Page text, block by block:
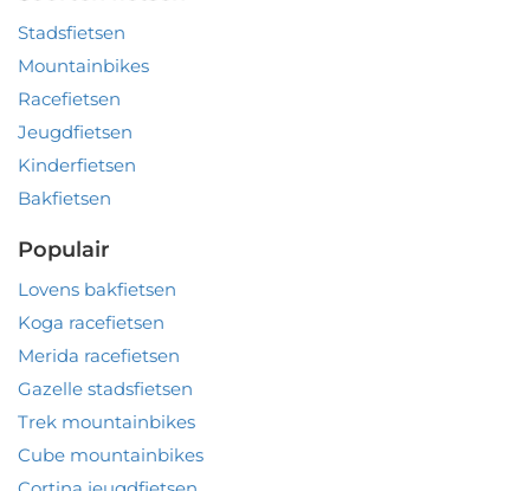
Stadsfietsen
Mountainbikes
Racefietsen
Jeugdfietsen
Kinderfietsen
Bakfietsen
Populair
Lovens bakfietsen
Koga racefietsen
Merida racefietsen
Gazelle stadsfietsen
Trek mountainbikes
Cube mountainbikes